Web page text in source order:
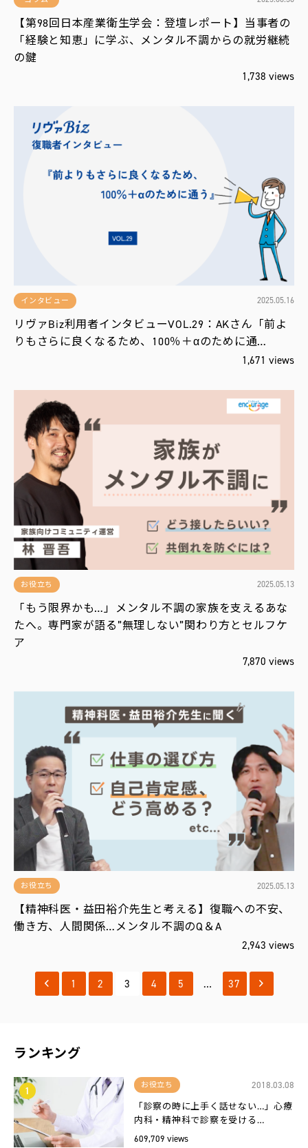
【第98回日本産業衛生学会：登壇レポート】当事者の
「経験と知恵」に学ぶ、メンタル不調からの就労継続
の鍵
1,738 views
インタビュー 2025.05.16
リヴァBiz利用者インタビューVOL.29：AKさん「前よ
りもさらに良くなるため、100％＋αのために通…
1,671 views
お役立ち 2025.05.13
「もう限界かも…」メンタル不調の家族を支えるあな
たへ。専門家が語る”無理しない”関わり方とセルフケ
ア
7,870 views
お役立ち 2025.05.13
【精神科医・益田裕介先生と考える】復職への不安、
働き方、人間関係…メンタル不調のQ＆A
2,943 views
1 2 3 4 5 … 37
ランキング
1 お役立ち
2018.03.08
「診察の時に上手く話せない…」心療
内科・精神科で診察を受ける…
609,709 views